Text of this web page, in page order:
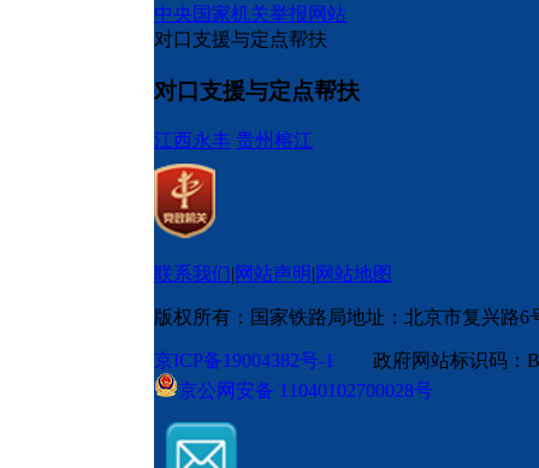
中央国家机关举报网站
对口支援与定点帮扶
对口支援与定点帮扶
江西永丰 贵州榕江
联系我们 网站声明 网站地图
版权所有：国家铁路局地址：北京市复兴路6
京ICP备19004382号-1 政府网站标识码
京公网安备 11040102700028号